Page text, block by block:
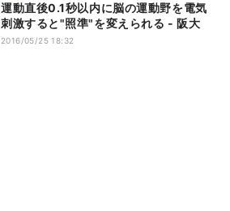
運動直後0.1秒以内に脳の運動野を電気
刺激すると"照準"を変えられる - 阪大
2016/05/25 18:32